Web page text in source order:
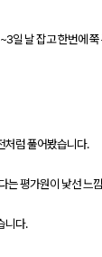
일 날 잡고 한번에
처럼 풀어봤습니다.
는 평가원이 낯선 느
니다.